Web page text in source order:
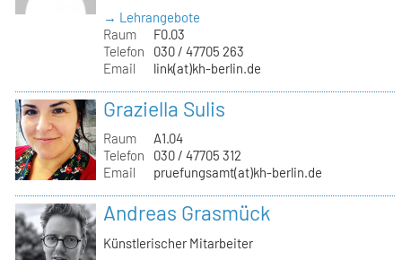
→ Lehrangebote
Raum
F0.03
Telefon
030 / 47705 263
Email
link(at)kh-berlin.de
Graziella Sulis
Raum
A1.04
Telefon
030 / 47705 312
Email
pruefungsamt(at)kh-berlin.de
Andreas Grasmück
Künstlerischer Mitarbeiter